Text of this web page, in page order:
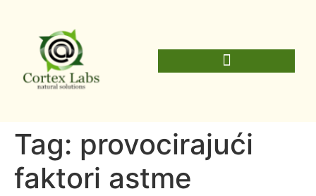
Tag: provocirajući
faktori astme